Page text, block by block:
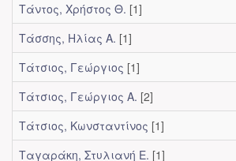
Τάντος, Χρήστος Θ. [1]
Τάσσης, Ηλίας Α. [1]
Τάτσιος, Γεώργιος [1]
Τάτσιος, Γεώργιος Α. [2]
Τάτσιος, Κωνσταντίνος [1]
Ταγαράκη, Στυλιανή Ε. [1]